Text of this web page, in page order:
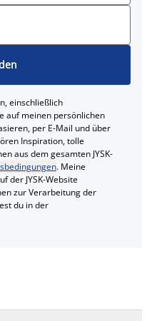
einschließlich
auf meinen persönlichen
per E-Mail und über
Inspiration, tolle
aus dem gesamten JYSK-
. Meine
der JYSK-Website
zur Verarbeitung der
du in der